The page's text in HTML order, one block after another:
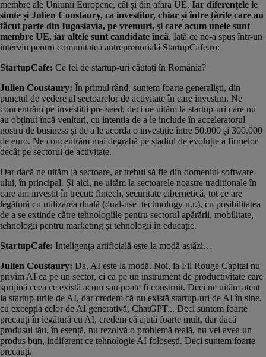
membre ale Uniunii Europene, cât și din afara UE. Iar diferențele le
simte și Julien Coustaury, ca investitor, chiar și între țările care au
făcut parte din Iugoslavia, pe vremuri, și care acum unele sunt
membre UE, iar altele sunt candidate încă. Iată ce ne-a spus într-un
interviu pentru comunitatea antreprenorială StartupCafe.ro:
StartupCafe: Ce fel de startup-uri căutați în România?
Julien Coustaury: În primul rând, suntem foarte generaliști, din
punctul de vedere al sectoarelor de activitate în care investim. Ne
concentrăm pe investiții pre-seed, deci ne uităm la startup-uri care nu
au obținut încă venituri, cu intenția de a le include în acceleratorul
nostru de business și de a le acorda o investiție între 50.000 și 300.000
de euro. Ne concentrăm mai degrabă pe stadiul de evoluție a firmelor
decât pe sectorul de activitate.
Dar dacă ne uităm la sectoare, ar trebui să fie din domeniul software-
ului, în principal. Și aici, ne uităm la sectoarele noastre tradiționale în
care am investit în trecut: fintech, securitate cibernetică, tot ce are
legătură cu utilizarea duală (dual-use technology n.r.), cu posibilitatea
de a se extinde către tehnologiile pentru sectorul apărării, mobilitate,
tehnologii pentru marketing și tehnologii în educație.
StartupCafe: Inteligența artificială este la modă astăzi…
Julien Coustaury: Da, AI este la modă. Noi, la Fil Rouge Capital nu
privim AI ca pe un sector, ci ca pe un instrument de productivitate care
sprijină ceea ce există acum sau poate fi construit. Deci ne uităm atent
la startup-urile de AI, dar credem că nu există startup-uri de AI în sine,
cu excepția celor de AI generativă, ChatGPT... Deci suntem foarte
precauți în legătură cu AI, credem că ajută foarte mult, dar dacă
produsul tău, în esență, nu rezolvă o problemă reală, nu vei avea un
produs bun, indiferent ce tehnologie AI folosești. Deci suntem foarte
precauți.